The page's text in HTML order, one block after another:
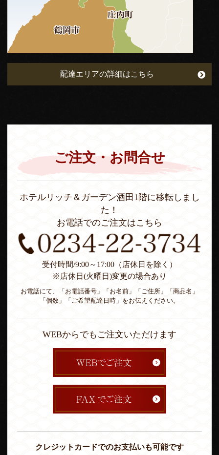
配達エリアの詳細はこちら
ご注文・お問合せ
ホテルリッチ＆ガーデン酒田1階に移転しまし
た！
お電話でのご注文はこちら
受付時間/9:00～17:00（店休日を除く）
※店休日(火曜日)変更の場合あり
お電話にて、「お電話番号」「お名前」「ご住所」「商品名」
「個数」「ご希望配達日時」をお伝えください。
WEBからでもご注文いただけます
クレジットカードでのお支払いも可能です